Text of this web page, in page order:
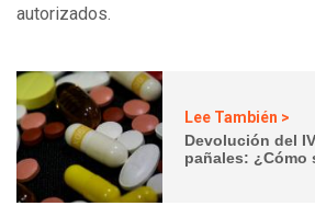
autorizados.
Lee También >
Devolución del
pañales: ¿Cómo